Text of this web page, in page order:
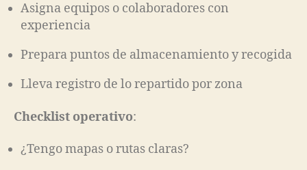
Asigna equipos o colaboradores con
experiencia
Prepara puntos de almacenamiento y recogida
Lleva registro de lo repartido por zona
Checklist operativo:
¿Tengo mapas o rutas claras?